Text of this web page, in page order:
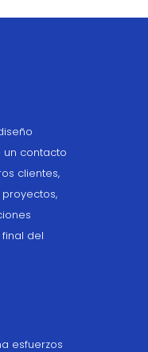
un contacto
clientes,
del
esfuerzos